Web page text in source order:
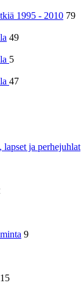
1995 - 2010 79
49
5
47
lapset ja perhejuhlat
9
15